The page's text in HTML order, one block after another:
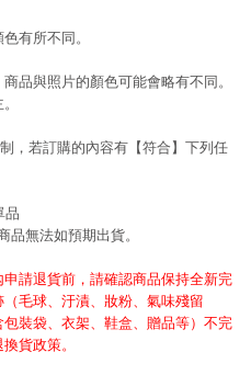
有所不同。
品與照片的顏色可能會略有不同。
，若訂購的內容有【符合】下列任
品
無法如預期出貨。
請退貨前，請確認商品保持全新完
毛球、汙漬、妝粉、氣味殘留
裝袋、衣架、鞋盒、贈品等）不完
貨政策。